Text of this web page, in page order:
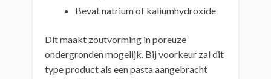
Bevat natrium of kaliumhydroxide
Dit maakt zoutvorming in poreuze
ondergronden mogelijk. Bij voorkeur zal dit
type product als een pasta aangebracht